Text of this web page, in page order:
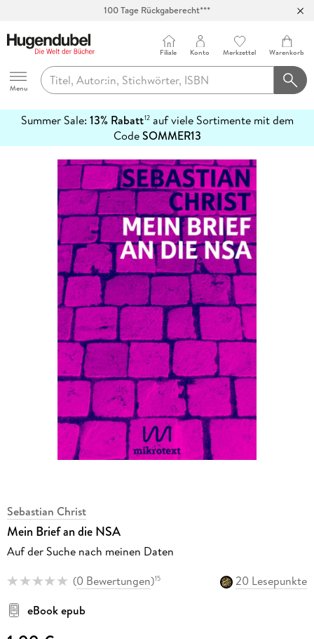
100 Tage Rückgaberecht***
Hugendubel
Menu
Filiale Konto Merkzettel Warenkorb
Summer Sale: 13% Rabatt12auf viele Sortimente mit dem
CodeSOMMER13
erfahren
Sebastian Christ
Mein Brief an die NSA
Auf der Suche nach meinen Daten
(0 Bewertungen)15
20 Lesepunkte
eBook epub